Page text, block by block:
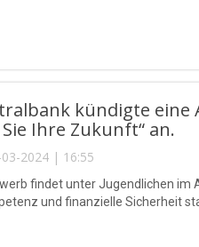
kündigte eine
Ihre Zukunft“ an.
2024 | 16:55
findet unter Jugendlichen
und finanzielle Sicherheit